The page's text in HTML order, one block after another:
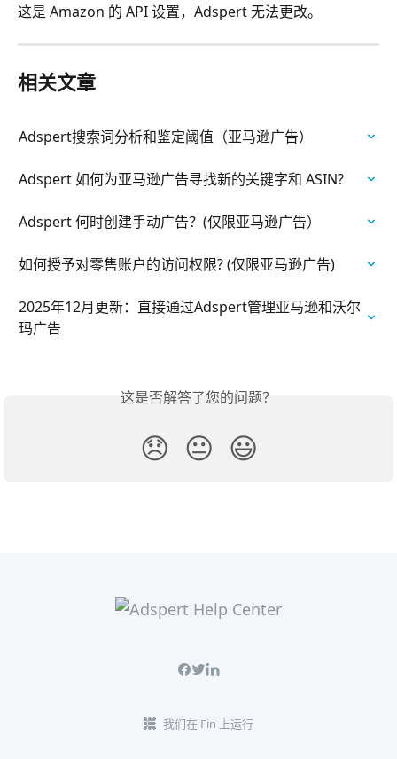
这是 Amazon 的 API 设置，Adspert 无法更改。
相关文章
Adspert搜索词分析和鉴定阈值（亚马逊广告）
Adspert 如何为亚马逊广告寻找新的关键字和 ASIN?
Adspert 何时创建手动广告？(仅限亚马逊广告）
如何授予对零售账户的访问权限? (仅限亚马逊广告)
2025年12月更新：直接通过Adspert管理亚马逊和沃尔
玛广告
这是否解答了您的问题？
😞 😐 😃
我们在 Fin 上运行